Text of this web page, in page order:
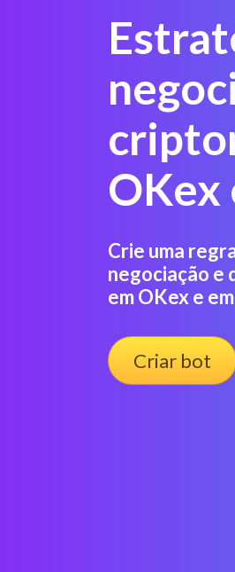
OKex
Crie uma
negociação e
em OKex e
Criar bot